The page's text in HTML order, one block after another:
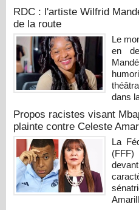
RDC : l'artiste Wilfrid
de la route
Le
en
dans
Propos racistes visant
plainte contre Celeste
La